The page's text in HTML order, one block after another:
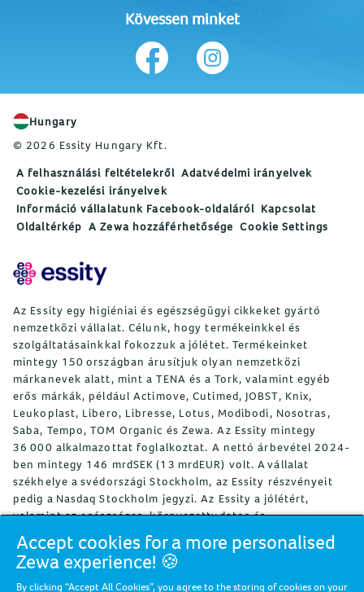
Kövessen minket
Hungary
© 2026 Essity Hungary Kft.
A felhasználási feltételekről Adatvédelmi irányelvek
Cookie-kezelési irányelvek
Információ vállalatunk Facebook-oldaláról Kapcsolat
Oldaltérkép A Zewa hozzáférhetősége Cookie Settings
Az Essity egy higiéniai és egészségügyi cikkeket gyártó
nemzetközi vállalat. Célunk, hogy termékeinkkel és
szolgáltatásainkkal fokozzuk a jólétet. Termékeinket
mintegy 150 országban árusítjuk olyan nemzetközi
márkanevek alatt, mint a TENA és a Tork, valamint egyéb
erős márkák, például Actimove, Cutimed, JOBST, Knix,
Leukoplast, Libero, Libresse, Lotus, Modibodi, Nosotras,
Saba, Tempo, TOM Organic és Zewa. Az Essity mintegy
36 000 alkalmazottat foglalkoztat. A nettó árbevétel 2024-
ben mintegy 146 mrdSEK (13 mrdEUR) volt. A vállalat
székhelye a svédországi Stockholm, az Essity részvényeit
pedig a Nasdaq Stockholm jegyzi. Az Essity a jólétért,
valamint az egészséges, környezettudatos és
újrafelhasználó társadalomért küzd. További
tájékoztatás:www.essity.com.
Accept cookies for a more personalised
Zewa experience! 🍪
By clicking “Accept All Cookies”, you agree to the storing of cookies on your